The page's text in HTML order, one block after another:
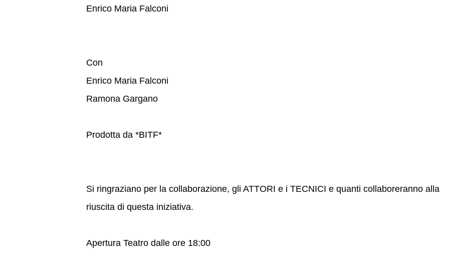
Enrico Maria Falconi
Con
Enrico Maria Falconi
Ramona Gargano
Prodotta da *BITF*
Si ringraziano per la collaborazione, gli ATTORI e i TECNICI e quanti collaboreranno alla
riuscita di questa iniziativa.
Apertura Teatro dalle ore 18:00